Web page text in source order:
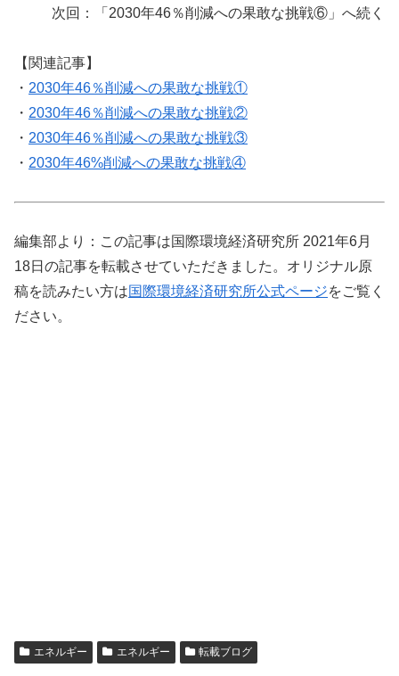
次回：「2030年46％削減への果敢な挑戦⑥」へ続く
【関連記事】
・ 2030年46％削減への果敢な挑戦①
・ 2030年46％削減への果敢な挑戦②
・ 2030年46％削減への果敢な挑戦③
・ 2030年46%削減への果敢な挑戦④
編集部より：この記事は国際環境経済研究所 2021年6月
18日の記事を転載させていただきました。オリジナル原
稿を読みたい方は国際環境経済研究所公式ページをご覧く
ださい。
エネルギー エネルギー 転載ブログ